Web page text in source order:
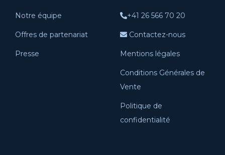
Notre équipe
Offres de partenariat
Presse
+41 26 566 70 20
Contactez-nous
Mentions légales
Conditions Générales de
Vente
Politique de
confidentialité